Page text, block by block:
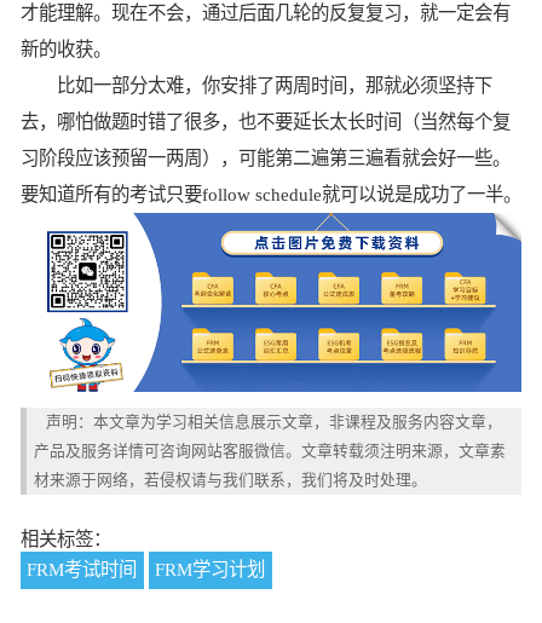
才能理解。现在不会，通过后面几轮的反复复习，就一定会有
新的收获。
比如一部分太难，你安排了两周时间，那就必须坚持下
去，哪怕做题时错了很多，也不要延长太长时间（当然每个复
习阶段应该预留一两周），可能第二遍第三遍看就会好一些。
要知道所有的考试只要follow schedule就可以说是成功了一半。
声明：本文章为学习相关信息展示文章，非课程及服务内容文章，
产品及服务详情可咨询网站客服微信。文章转载须注明来源，文章素
材来源于网络，若侵权请与我们联系，我们将及时处理。
相关标签：
FRM考试时间
FRM学习计划